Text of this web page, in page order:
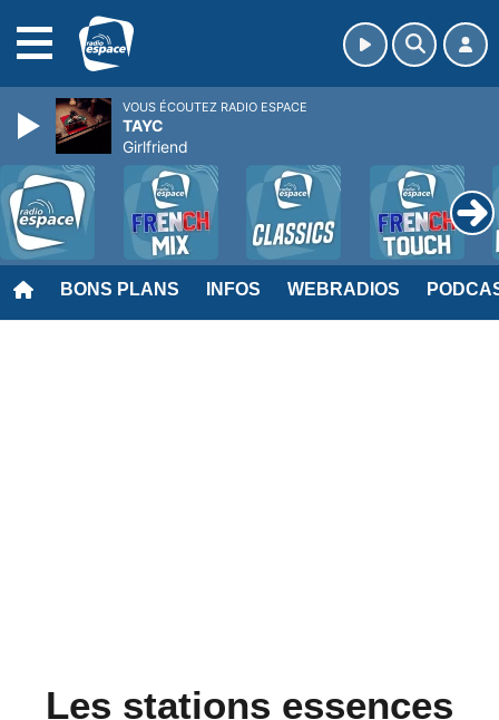
BONS PLANS INFOS WEBRADIOS
Les stations essences
VOUS ÉCOUTEZ RADIO ESPACE
TAYC
Girlfriend